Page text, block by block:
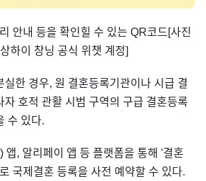
안내 등을 확인힐 수 있는 QR코드[사진
하이 창닝 공식 위챗 계정]
실한 경우, 원 결혼등록기관이나 시급 결
자 호적 관활 시범 구역의 구급 결혼등록
수 있다.
앱, 알리페이 앱 등 플랫폼을 통해 '결혼
국제결혼 등록을 사전 예약할 수 있다.